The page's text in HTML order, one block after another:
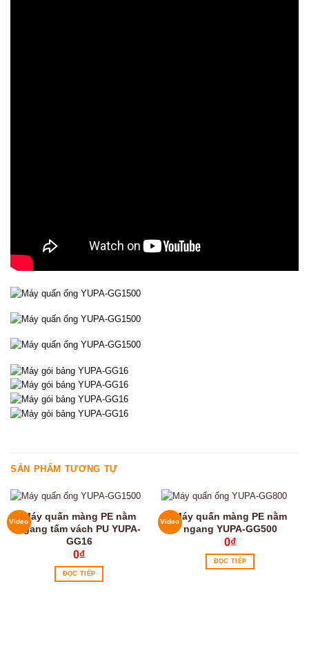
SẢN PHẨM TƯƠNG TỰ
VideoMáy quấn màng PE nằm
ngang tấm vách PU YUPA-
GG16
0₫
ĐỌC TIẾP
VideoMáy quấn màng PE nằm
ngang YUPA-GG500
0₫
ĐỌC TIẾP